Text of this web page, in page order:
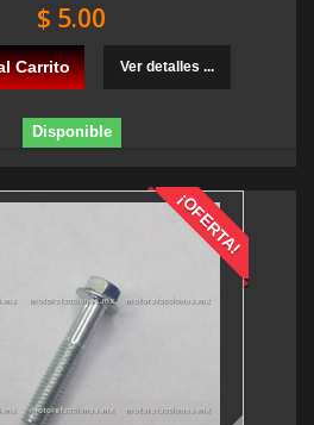
$ 5.00
Carrito Ver detalles ...
Disponible
¡OFERTA!